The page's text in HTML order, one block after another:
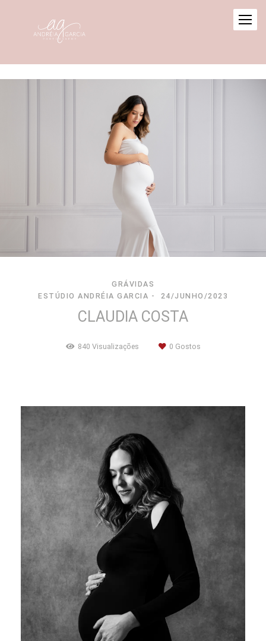
GRÁVIDAS
ESTÚDIO ANDRÉIA GARCIA
24/JUNHO/2023
CLAUDIA COSTA
840 Visualizações 0 Gostos